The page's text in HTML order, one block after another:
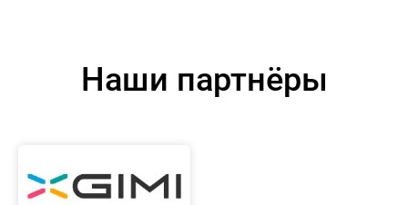
Наши партнёры